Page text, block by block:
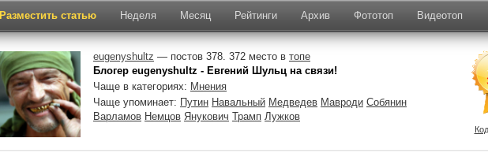
Разместить статью Неделя Месяц Рейтинги Архив Фототоп Видеотоп
eugenyshultz — постов 378. 372 место в топе
Блогер eugenyshultz - Евгений Шульц на связи!
Чаще в категориях: Мнения
Чаще упоминает: Путин Навальный Медведев Мавроди Собянин
Варламов Немцов Янукович Трамп Лужков